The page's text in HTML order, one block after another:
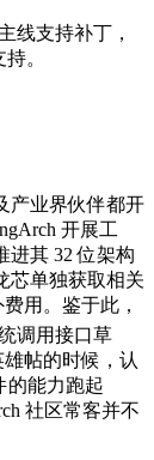
线支持补丁，
。
产业界伙伴都开
开展工
进其 32 位架构
芯单独获取相关
用。鉴于此，
调用接口草
帖的时候，认
的能力跑起
社区常客并不